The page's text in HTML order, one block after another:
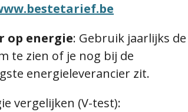
op energie: Gebruik jaarlijks de
te zien of je nog bij de
energieleverancier zit.
vergelijken (V-test):